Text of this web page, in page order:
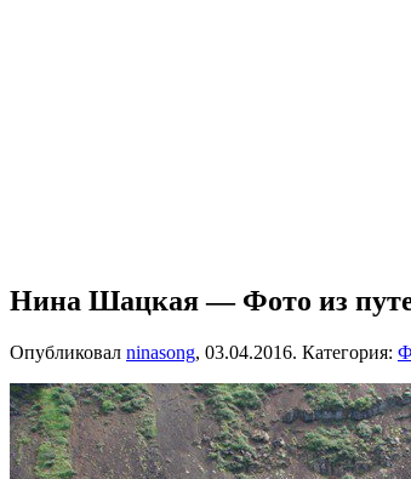
Нина Шацкая — Фото из
Опубликовал ninasong, 03.04.2016. Категория: